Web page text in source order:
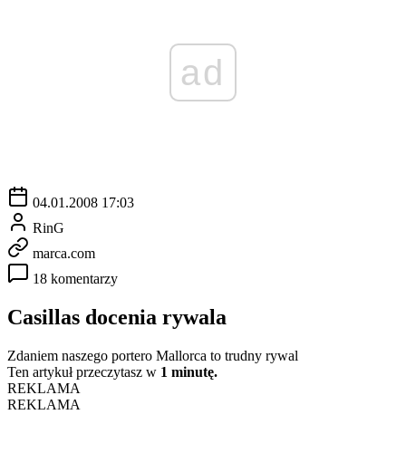
ad
04.01.2008 17:03
RinG
marca.com
18 komentarzy
Casillas docenia rywala
Zdaniem naszego portero Mallorca to trudny rywal
Ten artykuł przeczytasz w 1 minutę.
REKLAMA
REKLAMA